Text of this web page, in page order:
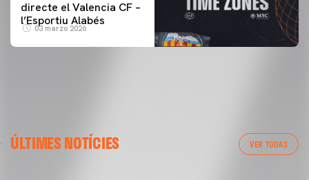
directe el Valencia CF –
l’Esportiu Alabés
03 marzo 2026
ÚLTIMES NOTÍCIES VER TODAS